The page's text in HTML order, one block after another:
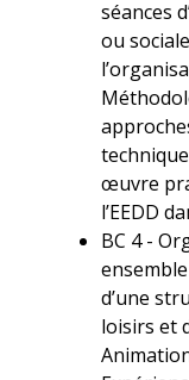
séances
ou
œuvre
l’EEDD
BC 4 -
d’une
loisirs et